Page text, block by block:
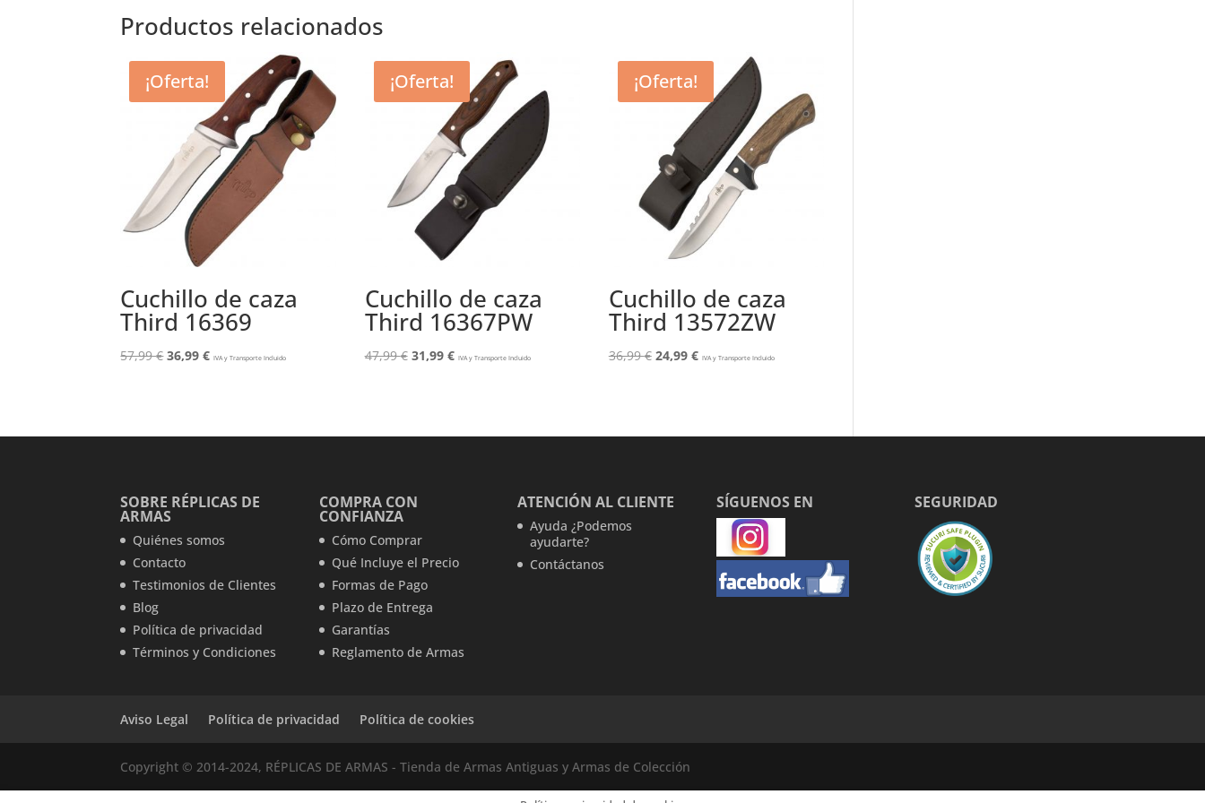
era:
46,99 €.44,99 €.
Productos relacionados
¡Oferta!
Cuchillo de caza
Third 16369
57,99€El
57,99 €.
36,99€El
36,99 €.
IVA y Transporte Incluido
¡Oferta!
Cuchillo de caza
Third 16367PW
47,99€ El
47,99 €.
31,99 €El
31,99 €.
IVA y Transporte Incluido
¡Oferta!
Cuchillo de caza
Third 13572ZW
36,99€ El
36,99 €.
24,99 €El
24,99 €.
IVA y Transporte Incluido
SOBRE RÉPLICAS DE
ARMAS
Quiénes somos
Contacto
Testimonios de Clientes
Blog
Política de privacidad
Términos y Condiciones
COMPRA CON
CONFIANZA
Cómo Comprar
Qué Incluye el Precio
Formas de Pago
Plazo de Entrega
Garantías
Reglamento de Armas
ATENCIÓN AL CLIENTE
Ayuda ¿Podemos
ayudarte?
Contáctanos
SÍGUENOS EN SEGURIDAD
Aviso Legal Política de privacidad Política de cookies
Copyright © 2014-2024, RÉPLICAS DE ARMAS - Tienda de Armas Antiguas y Armas de Colección